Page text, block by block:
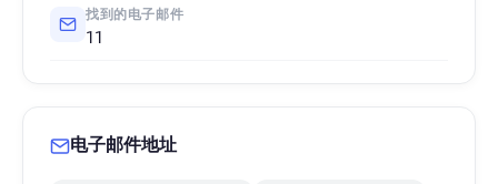
找到的电子邮件
11
电子邮件地址